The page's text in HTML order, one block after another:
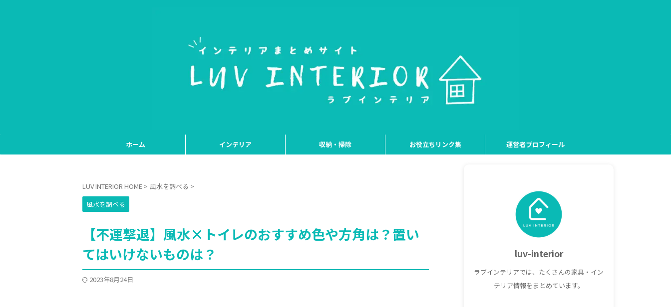
ホーム インテリア 収納・掃除 お役立ちリンク集 運営者プロフィール
LUV INTERIOR HOME > 風水を調べる >
風水を調べる
【不運撃退】風水×トイレのおすすめ色や方角は？置い
てはいけないものは？
2023年8月24日
luv-interior
ラブインテリアでは、たくさんの家具・イン
テリア情報をまとめています。